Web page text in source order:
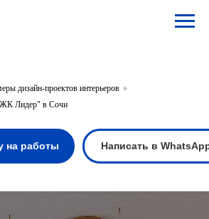
дизайн-проектов интерьеров »
Лидер" в СочиНаписать в WhatsApp